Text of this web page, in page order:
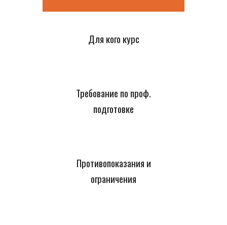
Для кого курс
Требование по проф.
подготовке
Противопоказания и
ограничения